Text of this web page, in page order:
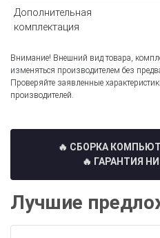
Дополнительная
комплектация
Внимание! Внешний вид товара,
изменяться производителем без
Проверяйте заявленные
производителей.
🔥 СБОРКА
🔥 ГАРАНТИЯ
Лучшие